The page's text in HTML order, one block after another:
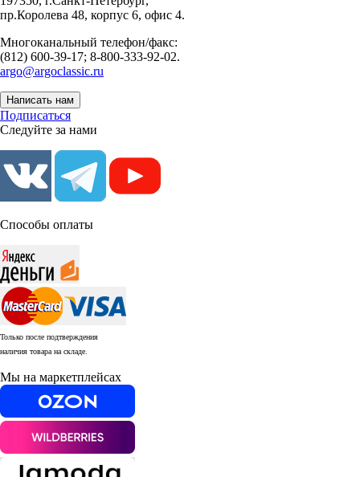
пр.Королева 48, корпус 6, офис 4.
Многоканальный телефон/факс:
(812) 600-39-17; 8-800-333-92-02.
argo@argoclassic.ru
Написать нам
Подписаться
Следуйте за нами
Способы оплаты
Только после подтверждения
наличия товара на складе.
Мы на маркетплейсах